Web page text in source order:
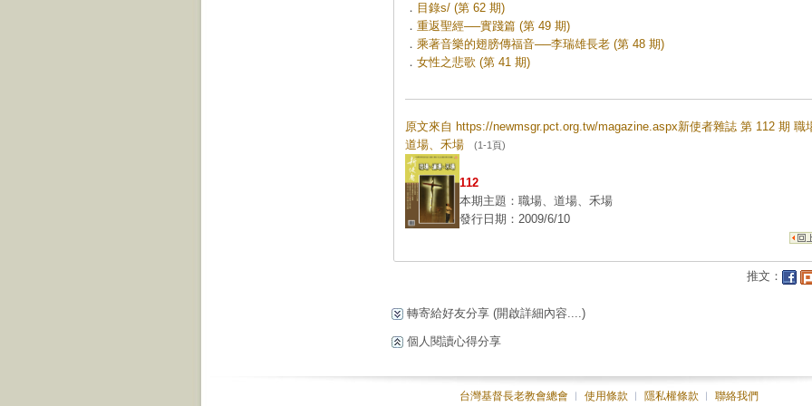
． 目錄s/ (第 62 期)
． 重返聖經──實踐篇 (第 49 期)
． 乘著音樂的翅膀傳福音──李瑞雄長老 (第 48 期)
． 女性之悲歌 (第 41 期)
原文來自 https://newmsgr.pct.org.tw/magazine.aspx新使者雜誌 第 112 期 職
道場、禾場 (1-1頁)
112
本期主題：職場、道場、禾場
發行日期：2009/6/10
推文：
轉寄給好友分享 (開啟詳細內容....)
個人閱讀心得分享
台灣基督長老教會總會 ︱ 使用條款 ︱ 隱私權條款 ︱ 聯絡我們